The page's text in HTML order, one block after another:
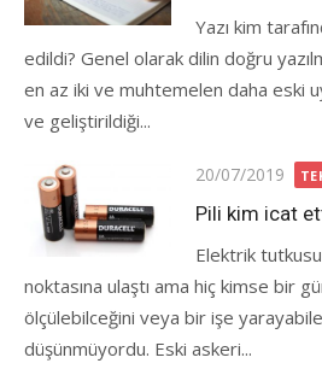
Yazı kim
edildi? Genel olarak dilin doğru
en az iki ve muhtemelen daha eski
ve geliştirildiği...
Posted
on
20/07/2019
Pili kim icat
Elektrik
noktasına ulaştı ama hiç kimse bir
ölçülebilceğini veya bir işe
düşünmüyordu. Eski askeri...